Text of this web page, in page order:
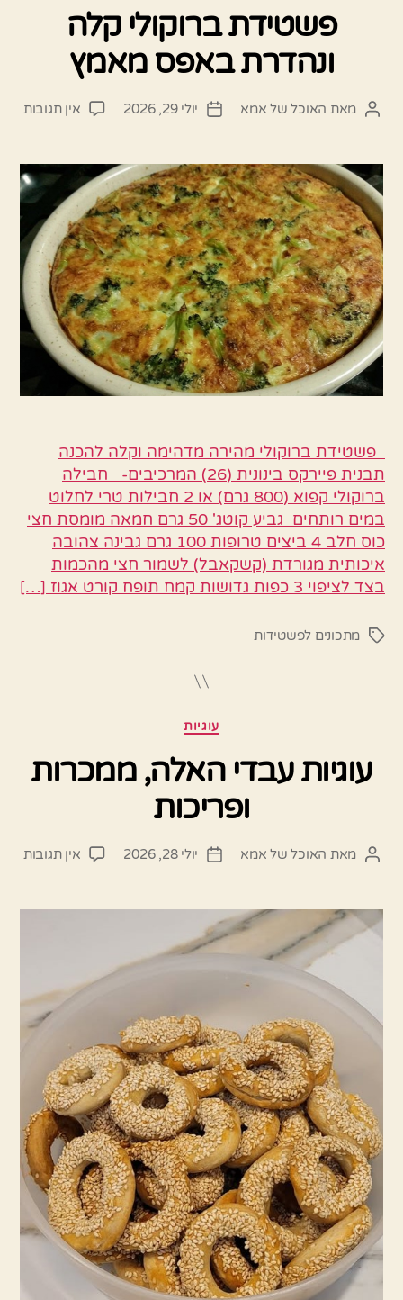
פשטידת ברוקולי קלה
ונהדרת באפס מאמץ
המחבר
מאת האוכל של אמא
תאריך
יולי 29, 2026 אין תגובות
קלה
פשטידת ברוקולי מהירה מדהימה וקלה להכנה
תבנית פיירקס בינונית (26) המרכיבים- חבילה
ברוקולי קפוא (800 גרם) או 2 חבילות טרי לחלוט
במים רותחים גביע קוטג' 50 גרם חמאה מומסת חצי
כוס חלב 4 ביצים טרופות 100 גרם גבינה צהובה
איכותית מגורדת (קשקאבל) לשמור חצי מהכמות
בצד לציפוי 3 כפות גדושות קמח תופח קורט אגוז […]
תגיותמתכונים לפשטידות
קטגוריותעוגיות
עוגיות עבדי האלה, ממכרות
ופריכות
המחבר
מאת האוכל של אמא
תאריך
יולי 28, 2026 אין תגובות